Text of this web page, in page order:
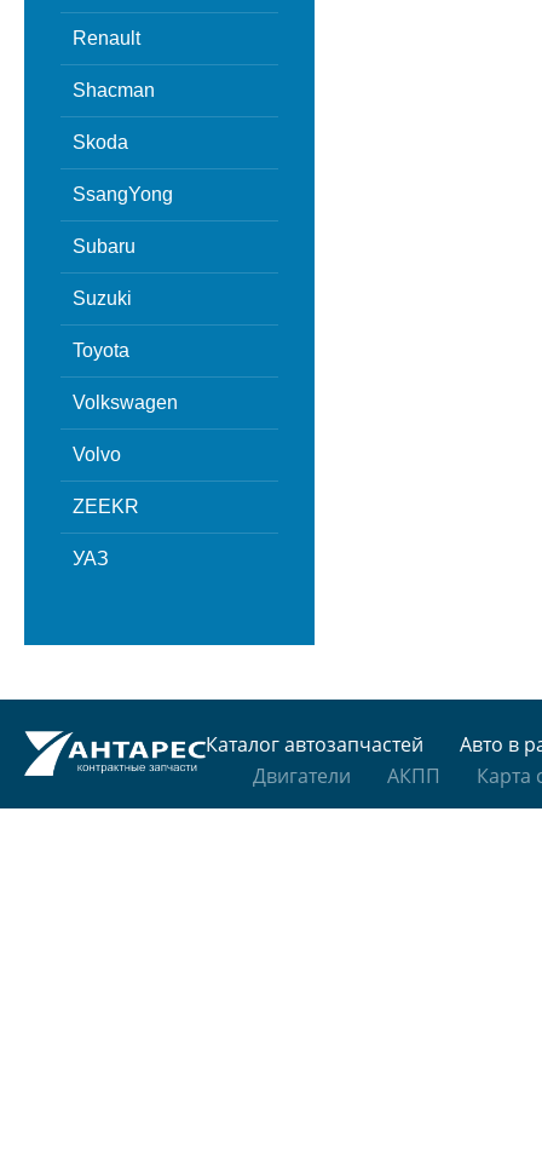
Renault
Shacman
Skoda
SsangYong
Subaru
Suzuki
Toyota
Volkswagen
Volvo
ZEEKR
УАЗ
Каталог автозапчастей
Авто в
Двигатели
АКПП Карта